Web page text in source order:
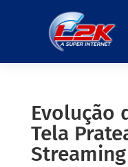
Evolução
Tela